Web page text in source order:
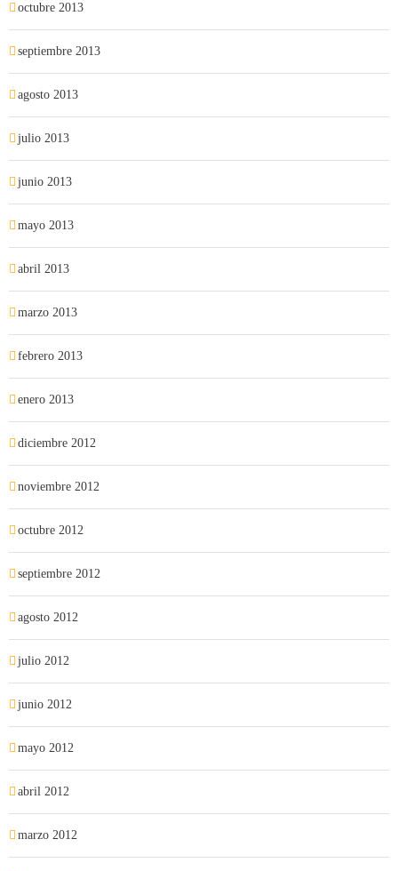
octubre 2013
septiembre 2013
agosto 2013
julio 2013
junio 2013
mayo 2013
abril 2013
marzo 2013
febrero 2013
enero 2013
diciembre 2012
noviembre 2012
octubre 2012
septiembre 2012
agosto 2012
julio 2012
junio 2012
mayo 2012
abril 2012
marzo 2012